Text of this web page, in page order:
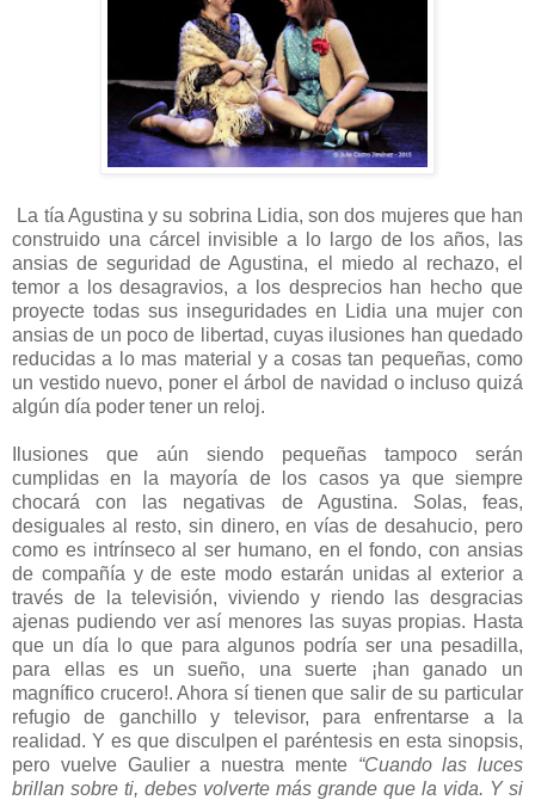
La tía Agustina y su sobrina Lidia, son dos mujeres que han
construido una cárcel invisible a lo largo de los años, las
ansias de seguridad de Agustina, el miedo al rechazo, el
temor a los desagravios, a los desprecios han hecho que
proyecte todas sus inseguridades en Lidia una mujer con
ansias de un poco de libertad, cuyas ilusiones han quedado
reducidas a lo mas material y a cosas tan pequeñas, como
un vestido nuevo, poner el árbol de navidad o incluso quizá
algún día poder tener un reloj.
Ilusiones que aún siendo pequeñas tampoco serán
cumplidas en la mayoría de los casos ya que siempre
chocará con las negativas de Agustina. Solas, feas,
desiguales al resto, sin dinero, en vías de desahucio, pero
como es intrínseco al ser humano, en el fondo, con ansias
de compañía y de este modo estarán unidas al exterior a
través de la televisión, viviendo y riendo las desgracias
ajenas pudiendo ver así menores las suyas propias. Hasta
que un día lo que para algunos podría ser una pesadilla,
para ellas es un sueño, una suerte ¡han ganado un
magnífico crucero!. Ahora sí tienen que salir de su particular
refugio de ganchillo y televisor, para enfrentarse a la
realidad. Y es que disculpen el paréntesis en esta sinopsis,
pero vuelve Gaulier a nuestra mente “Cuando las luces
brillan sobre ti, debes volverte más grande que la vida. Y si